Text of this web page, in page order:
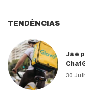
TENDÊNCIAS
Já é
30